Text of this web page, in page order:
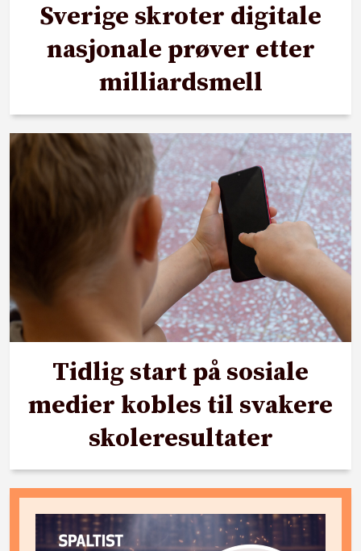
Sverige skroter digitale
nasjonale prøver etter
milliardsmell
Tidlig start på sosiale
medier kobles til svakere
skoleresultater